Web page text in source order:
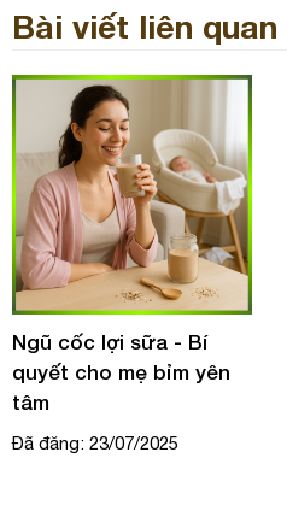
Bài viết liên quan
Ngũ cốc lợi sữa - Bí
quyết cho mẹ bỉm yên
tâm
Đã đăng: 23/07/2025